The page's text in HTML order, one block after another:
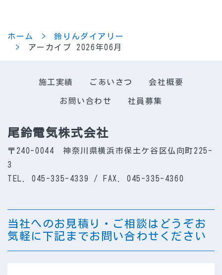
ホーム
鈴りんダイアリー
アーカイブ 2026年06月
施工実績 ごあいさつ 会社概要
お問い合わせ 社員募集
尾鈴電気株式会社
〒240-0044 神奈川県横浜市保土ケ谷区仏向町225-
3
TEL. 045-335-4339 / FAX. 045-335-4360
当社へのお見積り・ご相談はどうぞお
気軽に下記までお問い合わせください